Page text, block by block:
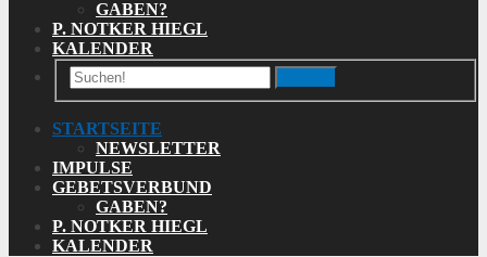
GABEN?
P. NOTKER HIEGL
KALENDER
STARTSEITE
NEWSLETTER
IMPULSE
GEBETSVERBUND
GABEN?
P. NOTKER HIEGL
KALENDER